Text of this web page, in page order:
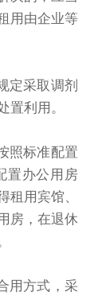
用由企业等
定采取调剂
置利用。
照标准配置
置办公用房
租用宾馆、
房，在退休
用方式，采